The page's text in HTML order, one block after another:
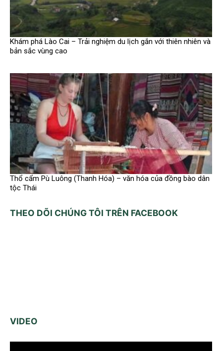
Khám phá Lào Cai – Trải nghiệm du lịch gắn với thiên nhiên và
bản sắc vùng cao
Thổ cẩm Pù Luông (Thanh Hóa) – văn hóa của đồng bào dân
tộc Thái
THEO DÕI CHÚNG TÔI TRÊN FACEBOOK
VIDEO